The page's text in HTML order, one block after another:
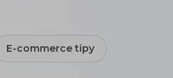
E-commerce tipy